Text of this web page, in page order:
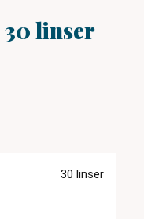
30 linser
30 linser